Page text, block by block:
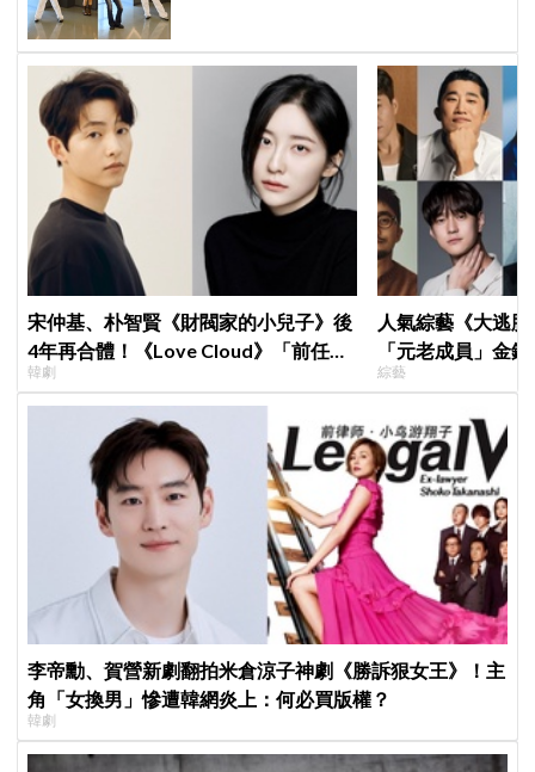
宋仲基、朴智賢《財閥家的小兒子》後
4年再合體！《Love Cloud》「前任見
面就變天」設定超鬧
韓劇
人氣綜藝《大逃
「元老成員」金
SEVENTEEN 勝
綜藝
李帝勳、賀營新劇翻拍米倉涼子神劇《勝訴狠女王》！主
角「女換男」慘遭韓網炎上：何必買版權？
韓劇